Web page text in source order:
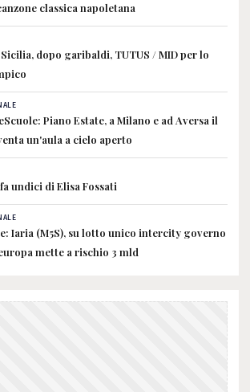
classica napoletana
dopo garibaldi, TUTUS / MID per lo
Piano Estate, a Milano e ad Aversa il
un'aula a cielo aperto
undici di Elisa Fossati
Iaria (M5S), su lotto unico intercity governo
mette a rischio 3 mld